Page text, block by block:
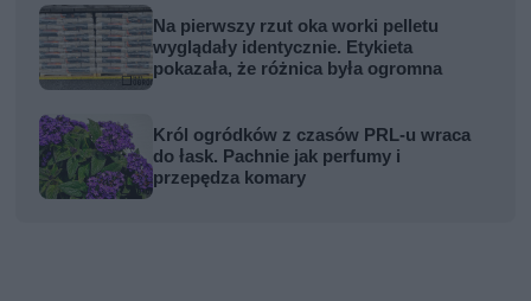
Na pierwszy rzut oka worki pelletu
wyglądały identycznie. Etykieta
pokazała, że różnica była ogromna
Król ogródków z czasów PRL-u wraca
do łask. Pachnie jak perfumy i
przepędza komary